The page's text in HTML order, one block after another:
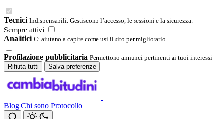
Tecnici Indispensabili. Gestiscono l’accesso, le sessioni e la sicurezza.
Sempre attivi
Analitici Ci aiutano a capire come usi il sito per migliorarlo.
Profilazione pubblicitaria Permettono annunci pertinenti ai tuoi interessi.
Rifiuta tutti
Salva preferenze
Blog Chi sono Protocollo